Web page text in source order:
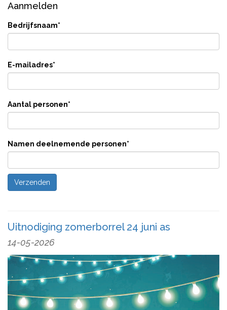
Aanmelden
Bedrijfsnaam*
E-mailadres*
Aantal personen*
Namen deelnemende personen*
Uitnodiging zomerborrel 24 juni as
14-05-2026